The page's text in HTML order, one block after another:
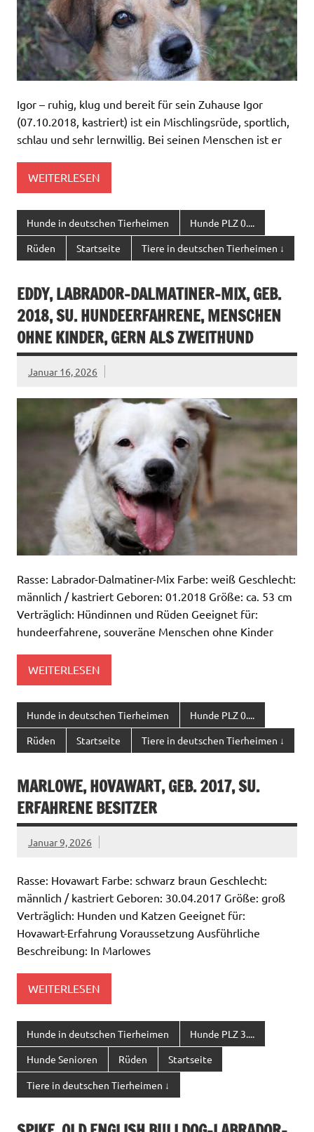
Igor – ruhig, klug und bereit für sein Zuhause Igor
(07.10.2018, kastriert) ist ein Mischlingsrüde, sportlich,
schlau und sehr lernwillig. Bei seinen Menschen ist er
WEITERLESEN
Hunde in deutschen Tierheimen Hunde PLZ 0....
Rüden Startseite Tiere in deutschen Tierheimen ↓
EDDY, LABRADOR-DALMATINER-MIX, GEB.
2018, SU. HUNDEERFAHRENE, MENSCHEN
OHNE KINDER, GERN ALS ZWEITHUND
Januar 16, 2026
Rasse: Labrador-Dalmatiner-Mix Farbe: weiß Geschlecht:
männlich / kastriert Geboren: 01.2018 Größe: ca. 53 cm
Verträglich: Hündinnen und Rüden Geeignet für:
hundeerfahrene, souveräne Menschen ohne Kinder
WEITERLESEN
Hunde in deutschen Tierheimen Hunde PLZ 0....
Rüden Startseite Tiere in deutschen Tierheimen ↓
MARLOWE, HOVAWART, GEB. 2017, SU.
ERFAHRENE BESITZER
Januar 9, 2026
Rasse: Hovawart Farbe: schwarz braun Geschlecht:
männlich / kastriert Geboren: 30.04.2017 Größe: groß
Verträglich: Hunden und Katzen Geeignet für:
Hovawart-Erfahrung Voraussetzung Ausführliche
Beschreibung: In Marlowes
WEITERLESEN
Hunde in deutschen Tierheimen Hunde PLZ 3....
Hunde Senioren Rüden Startseite
Tiere in deutschen Tierheimen ↓